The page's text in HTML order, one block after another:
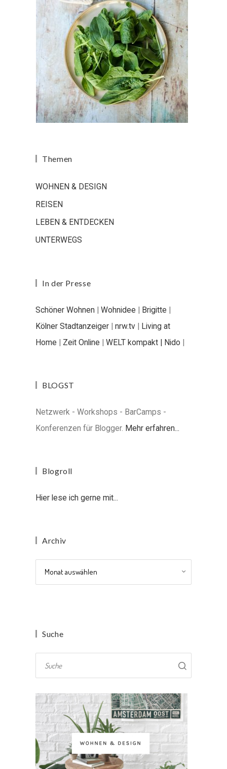
Themen
WOHNEN & DESIGN
REISEN
LEBEN & ENTDECKEN
UNTERWEGS
In der Presse
Schöner Wohnen | Wohnidee | Brigitte |
Kölner Stadtanzeiger | nrw.tv | Living at
Home | Zeit Online | WELT kompakt | Nido |
BLOGST
Netzwerk - Workshops - BarCamps -
Konferenzen für Blogger. Mehr erfahren...
Blogroll
Hier lese ich gerne mit...
Archiv
Suche